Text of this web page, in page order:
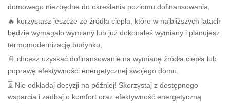
domowego niezbędne do określenia poziomu dofinansowania,
🔥 korzystasz jeszcze ze źródła ciepła, które w najbliższych latach
będzie wymagało wymiany lub już dokonałeś wymiany i planujesz
termomodernizację budynku,
📄 chcesz uzyskać dofinansowanie na wymianę źródła ciepła lub
poprawę efektywności energetycznej swojego domu.
⏳ Nie odkładaj decyzji na później! Skorzystaj z dostępnego
wsparcia i zadbaj o komfort oraz efektywność energetyczną